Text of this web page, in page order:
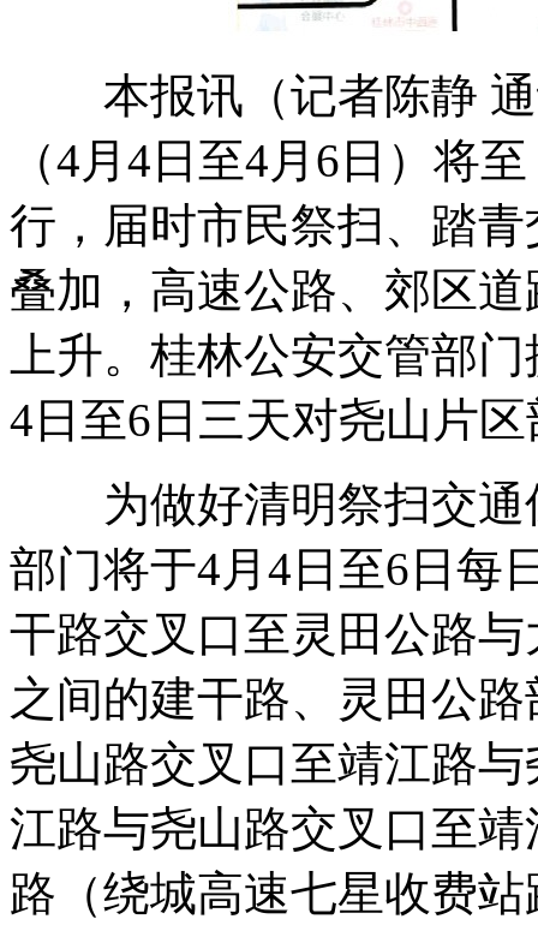
本报讯（记者陈静 通
（4月4日至4月6日）将
行，届时市民祭扫、踏
叠加，高速公路、郊区
上升。桂林公安交管部
4日至6日三天对尧山片
为做好清明祭扫交通
部门将于4月4日至6日每
干路交叉口至灵田公路
之间的建干路、灵田公
尧山路交叉口至靖江路
江路与尧山路交叉口至
路（绕城高速七星收费